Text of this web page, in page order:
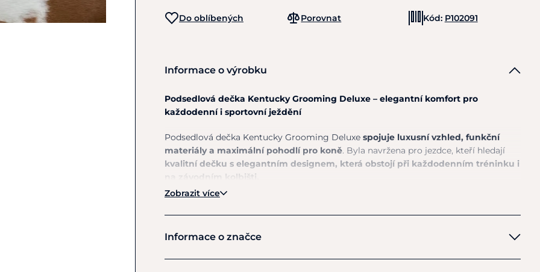
Do oblíbených Porovnat Kód: P102091
Informace o výrobku
Podsedlová dečka Kentucky Grooming Deluxe – elegantní komfort pro
každodenní i sportovní ježdění
Podsedlová dečka Kentucky Grooming Deluxe spojuje luxusní vzhled, funkční
materiály a maximální pohodlí pro koně. Byla navržena pro jezdce, kteří hledají
kvalitní dečku s elegantním designem, která obstojí při každodenním tréninku i
na závodním kolbišti.
které dodává dečce sofistikovaný vzhled a zároveň pomáhá udržovat výplň
charakter produktu a vytváří elegantní doplněk každé jezdecké výstroje.
Zobrazit více
Informace o značce